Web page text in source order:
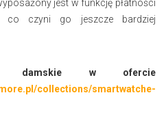
jest w funkcję płatności
co czyni go jeszcze bardziej
damskie w ofercie
collections/smartwatche-